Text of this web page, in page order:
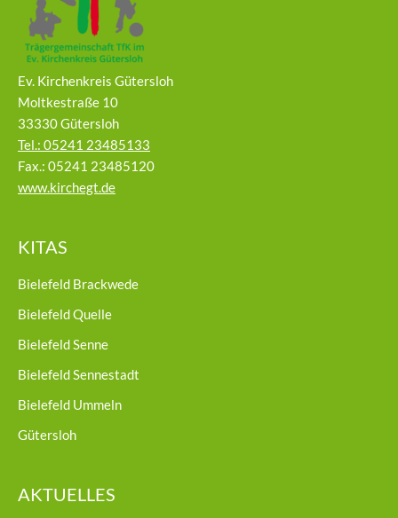
Ev. Kirchenkreis Gütersloh
Moltkestraße 10
33330 Gütersloh
Tel.: 05241 23485133
Fax.: 05241 23485120
www.kirchegt.de
KITAS
Bielefeld Brackwede
Bielefeld Quelle
Bielefeld Senne
Bielefeld Sennestadt
Bielefeld Ummeln
Gütersloh
AKTUELLES